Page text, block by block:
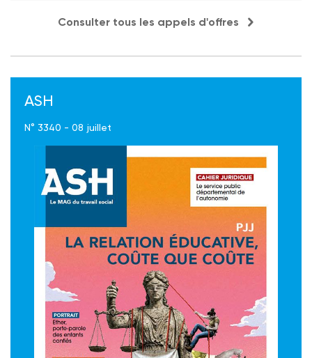
Consulter tous les appels d'offres
ASH
N° 3340 - 08 juillet